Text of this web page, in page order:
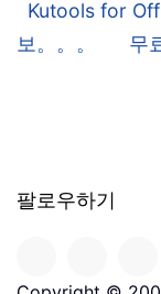
Kutools for
보。。。
무
팔로우하기